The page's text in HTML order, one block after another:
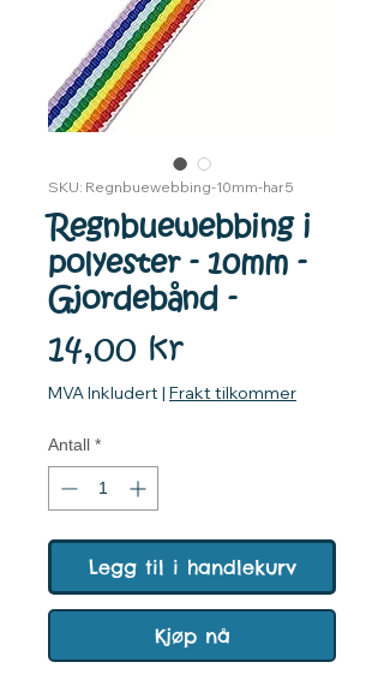
SKU: Regnbuewebbing-10mm-har5
Regnbuewebbing i
polyester - 10mm -
Gjordebånd -
14,00 krPris
MVA Inkludert | Frakt tilkommer
Antall *
Legg til i handlekurv
Kjøp nå